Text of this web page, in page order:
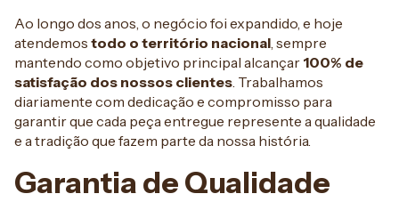
Ao longo dos anos, o negócio foi expandido, e hoje
atendemos todo o território nacional, sempre
mantendo como objetivo principal alcançar 100% de
satisfação dos nossos clientes. Trabalhamos
diariamente com dedicação e compromisso para
garantir que cada peça entregue represente a qualidade
e a tradição que fazem parte da nossa história.
Garantia de Qualidade